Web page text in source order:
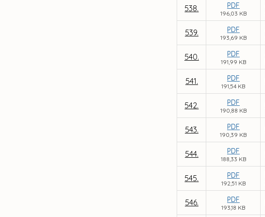
538. PDF
196,03 KB
539. PDF
193,69 KB
540. PDF
191,99 KB
541. PDF
191,54 KB
542. PDF
190,88 KB
543. PDF
190,39 KB
544. PDF
188,33 KB
545. PDF
192,51 KB
546. PDF
193,18 KB